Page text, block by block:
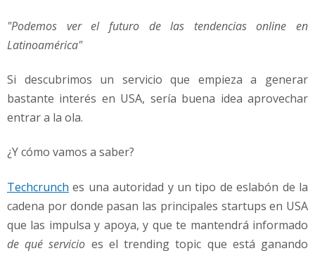
"Podemos ver el futuro de las tendencias online en
Latinoamérica"
Si descubrimos un servicio que empieza a generar
bastante interés en USA, sería buena idea aprovechar
entrar a la ola.
¿Y cómo vamos a saber?
Techcrunch es una autoridad y un tipo de eslabón de la
cadena por donde pasan las principales startups en USA
que las impulsa y apoya, y que te mantendrá informado
de qué servicio es el trending topic que está ganando